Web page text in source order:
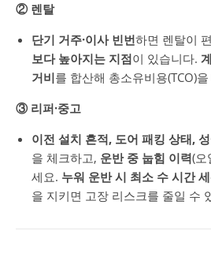
② 렌탈
단기 거주·이사 빈번하면 렌탈이
보다 높아지는 지점이 있습니다.
거비를 합산해 총소유비용(TCO)
③ 리퍼·중고
이전 설치 흔적, 도어 패킹 상태,
을 체크하고, 운반 중 눕힘 이력(오
세요. 누워 운반 시 최소 수 시간
을 지키면 고장 리스크를 줄일 수